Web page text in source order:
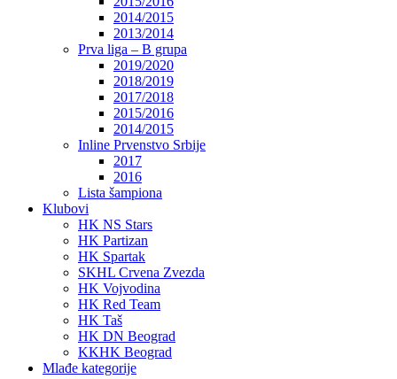
2014/2015
2013/2014
Prva liga – B grupa
2019/2020
2018/2019
2017/2018
2015/2016
2014/2015
Inline Prvenstvo Srbije
2017
2016
Lista šampiona
Klubovi
HK NS Stars
HK Partizan
HK Spartak
SKHL Crvena Zvezda
HK Vojvodina
HK Red Team
HK Taš
HK DN Beograd
KKHK Beograd
Mlađe kategorije